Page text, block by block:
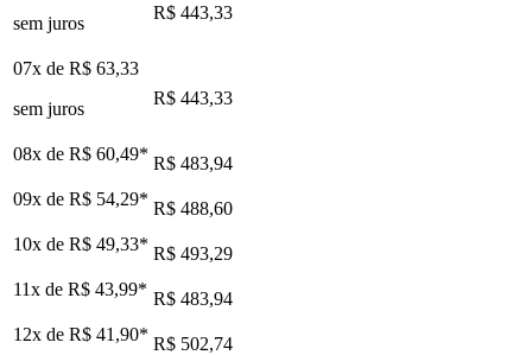
sem juros
R$ 443,33
07x de R$ 63,33
sem juros
R$ 443,33
08x de R$ 60,49* R$ 483,94
09x de R$ 54,29* R$ 488,60
10x de R$ 49,33* R$ 493,29
11x de R$ 43,99* R$ 483,94
12x de R$ 41,90* R$ 502,74